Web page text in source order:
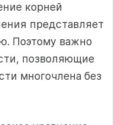
корней
представляет
Поэтому важно
позволяющие
многочлена без